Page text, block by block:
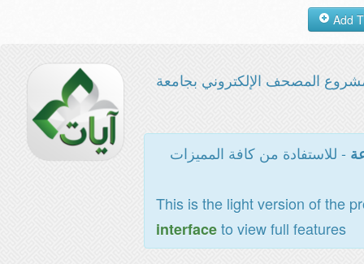
المصحف الإلكتروني بجامعة
- للاستفادة من كافة المميزات
This is the light version of the
interfaceto view full features